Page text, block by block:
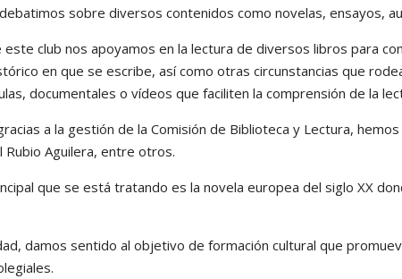
sobre diversos contenidos como novelas, ensayos,
este club nos apoyamos en la lectura de diversos libros para
en que se escribe, así como otras circunstancias que
documentales o vídeos que faciliten la comprensión de la
a la gestión de la Comisión de Biblioteca y Lectura,
Rubio Aguilera, entre otros.
que se está tratando es la novela europea del siglo XX
damos sentido al objetivo de formación cultural que